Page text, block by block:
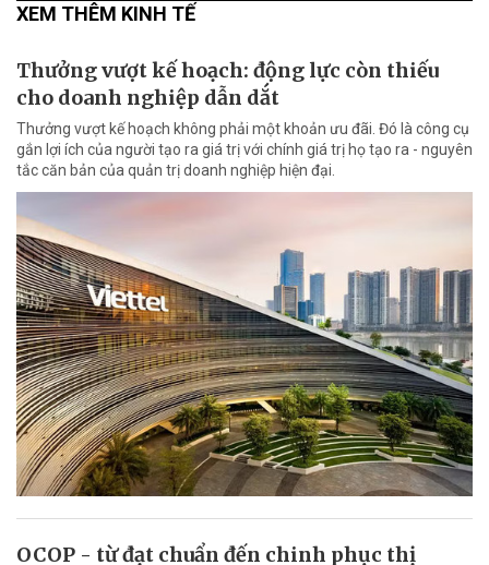
XEM THÊM KINH TẾ
Thưởng vượt kế hoạch: động lực còn thiếu
cho doanh nghiệp dẫn dắt
Thưởng vượt kế hoạch không phải một khoản ưu đãi. Đó là công cụ
gắn lợi ích của người tạo ra giá trị với chính giá trị họ tạo ra - nguyên
tắc căn bản của quản trị doanh nghiệp hiện đại.
OCOP - từ đạt chuẩn đến chinh phục thị